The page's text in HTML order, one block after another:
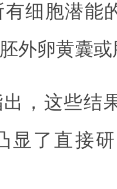
细胞潜能
外卵黄囊
，这些结
显了直接